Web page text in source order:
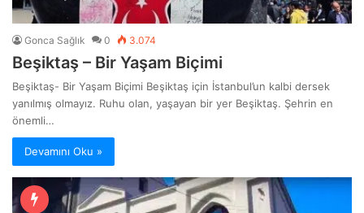
Gonca Sağlık 0 3.074
Beşiktaş – Bir Yaşam Biçimi
Beşiktaş- Bir Yaşam Biçimi Beşiktaş için İstanbul’un kalbi dersek
yanılmış olmayız. Ruhu olan, yaşayan bir yer Beşiktaş. Şehrin en
önemli…
Devamını Oku »